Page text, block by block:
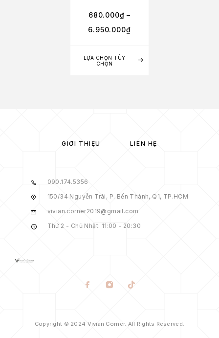
LỰA CHỌN TÙY
CHỌN
680.000₫ –
6.950.000₫
GIỚI THIỆU LIÊN HỆ
090.174.5356
150/34 Nguyễn Trãi, P. Bến Thành, Q1, TP.HCM
vivian.corner2019@gmail.com
Thứ 2 - Chủ Nhật: 11:00 - 20:30
Copyright © 2024 Vivian Corner. All Rights Reserved.